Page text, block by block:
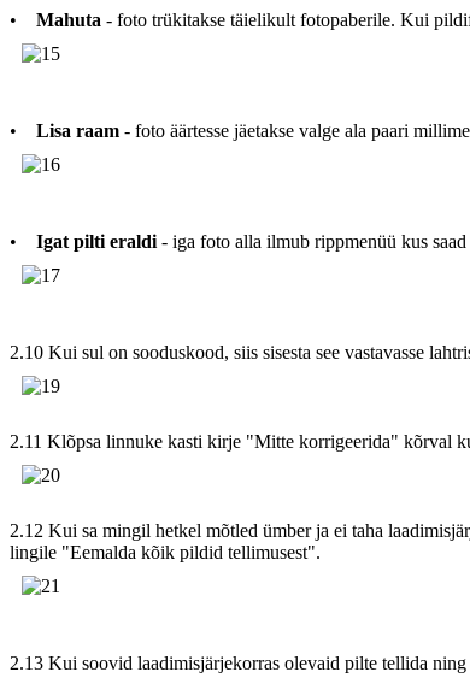
• Mahuta - foto trükitakse täielikult fotopaberile. Kui
• Lisa raam - foto äärtesse jäetakse valge ala paari
• Igat pilti eraldi - iga foto alla ilmub rippmenüü kus
2.10 Kui sul on sooduskood, siis sisesta see vastavasse
2.11 Klõpsa linnuke kasti kirje "Mitte korrigeerida" kõrval
2.12 Kui sa mingil hetkel mõtled ümber ja ei taha
lingile "Eemalda kõik pildid tellimusest".
2.13 Kui soovid laadimisjärjekorras olevaid pilte tellida